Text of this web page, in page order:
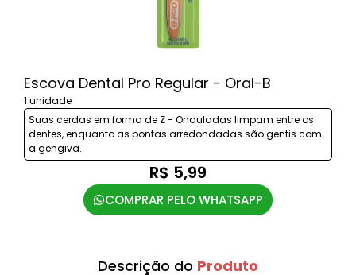
Escova Dental Pro Regular - Oral-B
1 unidade
Suas cerdas em forma de Z - Onduladas limpam entre os
dentes, enquanto as pontas arredondadas são gentis com
a gengiva.
R$ 5,99
COMPRAR PELO WHATSAPP
Descrição do Produto